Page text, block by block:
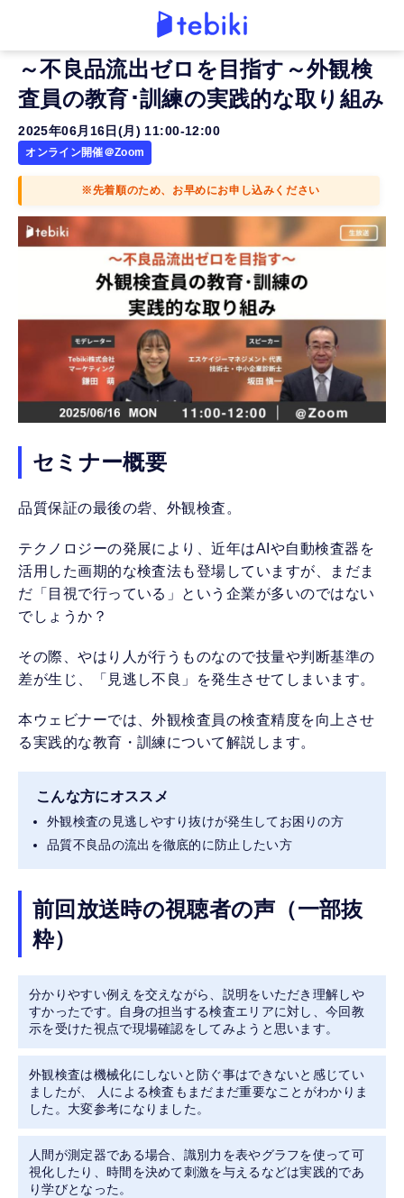
～不良品流出ゼロを目指す～外観検
査員の教育･訓練の実践的な取り組み
2025年06月16日(月) 11:00-12:00
オンライン開催＠Zoom
※先着順のため、お早めにお申し込みください
セミナー概要
品質保証の最後の砦、外観検査。
テクノロジーの発展により、近年はAIや自動検査器を
活用した画期的な検査法も登場していますが、まだま
だ「目視で行っている」という企業が多いのではない
でしょうか？
その際、やはり人が行うものなので技量や判断基準の
差が生じ、「見逃し不良」を発生させてしまいます。
本ウェビナーでは、外観検査員の検査精度を向上させ
る実践的な教育・訓練について解説します。
こんな方にオススメ
外観検査の見逃しやすり抜けが発生してお困りの方
品質不良品の流出を徹底的に防止したい方
前回放送時の視聴者の声（一部抜
粋）
分かりやすい例えを交えながら、説明をいただき理解しや
すかったです。自身の担当する検査エリアに対し、今回教
示を受けた視点で現場確認をしてみようと思います。
外観検査は機械化にしないと防ぐ事はできないと感じてい
ましたが、 人による検査もまだまだ重要なことがわかりま
した。大変参考になりました。
人間が測定器である場合、識別力を表やグラフを使って可
視化したり、時間を決めて刺激を与えるなどは実践的であ
り学びとなった。